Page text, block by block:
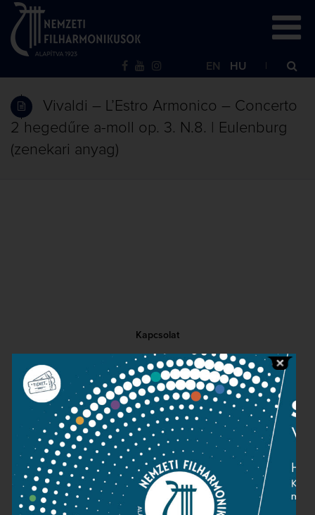
EN HU
Vivaldi – L’Estro Armonico – Concerto
2 hegedűre a-moll op. 3. N.8. | Eulenburg
(zenekari anyag)
Kapcsolat
Közérdekű adatok
Sajtószoba
Adatvédelem
Impresszum